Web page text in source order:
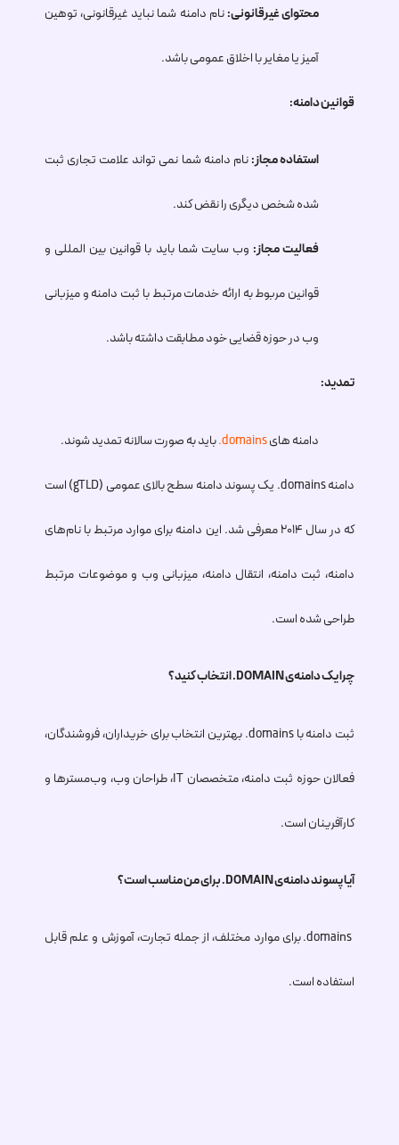
محتوای غیرقانونی:نام دامنه شما نباید غیرقانونی، توهین
آمیز یا مغایر با اخلاق عمومی باشد.
قوانین دامنه:
استفاده مجاز:نام دامنه شما نمی تواند علامت تجاری ثبت
شده شخص دیگری را نقض کند.
فعالیت مجاز: وب سایت شما باید با قوانین بین المللی و
قوانین مربوط به ارائه خدمات مرتبط با ثبت دامنه و میزبانی
وب در حوزه قضایی خود مطابقت داشته باشد.
تمدید:
دامنه های.domainsباید به صورت سالانه تمدید شوند.
دامنه.domains یک پسوند دامنه سطح بالای عمومی (gTLD) است
که در سال ۲۰۱۴ معرفی شد. این دامنه برای موارد مرتبط با نام‌های
دامنه، ثبت دامنه، انتقال دامنه، میزبانی وب و موضوعات مرتبط
طراحی شده است.
چرا یک دامنه‌ی.DOMAINانتخاب کنید؟
ثبت دامنه با.domainsبهترین انتخاب برای خریداران، فروشندگان،
فعالان حوزه ثبت دامنه، متخصصان IT، طراحان وب، وب‌مسترها و
کارآفرینان است.
آیا پسوند دامنه‌ی.DOMAINبرای من مناسب است؟
.domainsبرای موارد مختلف، از جمله تجارت، آموزش و علم قابل
استفاده است.